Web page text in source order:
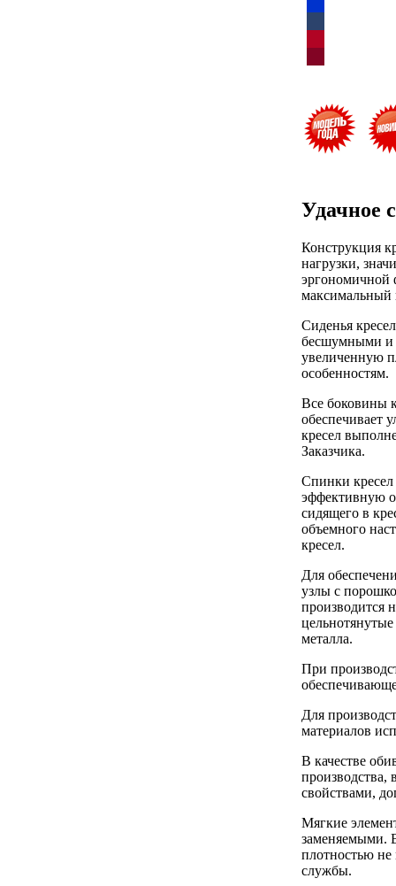
Удачное
Конструкция
нагрузки,
эргономичной
максимальный
Сиденья
бесшумными и
увеличенную
особенностям.
Все боковины
обеспечивает
кресел
Заказчика.
Спинки
эффективную
сидящего в
объемного
кресел.
Для
узлы с
производится
металла.
При
Для
материалов
В качестве
производства,
свойствами,
Мягкие
заменяемыми.
плотностью не
службы.